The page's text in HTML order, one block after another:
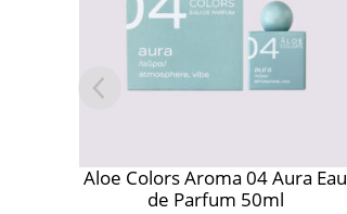
Aloe Colors Aroma 04 Aura Eau
de Parfum 50ml